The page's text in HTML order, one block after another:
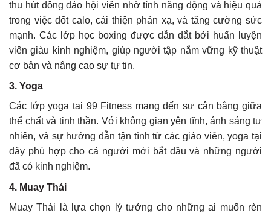
thu hút đông đảo hội viên nhờ tính năng động và hiệu quả
trong việc đốt calo, cải thiện phản xạ, và tăng cường sức
mạnh. Các lớp học boxing được dẫn dắt bởi huấn luyện
viên giàu kinh nghiệm, giúp người tập nắm vững kỹ thuật
cơ bản và nâng cao sự tự tin.
3. Yoga
Các lớp yoga tại 99 Fitness mang đến sự cân bằng giữa
thể chất và tinh thần. Với không gian yên tĩnh, ánh sáng tự
nhiên, và sự hướng dẫn tận tình từ các giáo viên, yoga tại
đây phù hợp cho cả người mới bắt đầu và những người
đã có kinh nghiệm.
4. Muay Thái
Muay Thái là lựa chọn lý tưởng cho những ai muốn rèn